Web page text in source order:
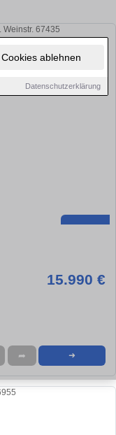
ablehnen
Datenschutzerklärung
15.990 €
➦ ➜